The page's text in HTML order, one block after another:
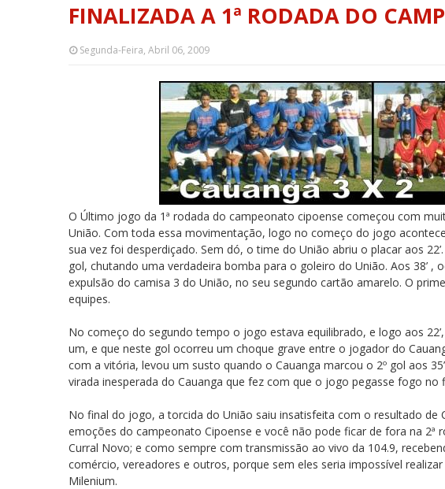
FINALIZADA A 1ª RODADA DO
Segunda-Feira, Abril 06, 2009
O Último jogo da 1ª rodada do campeonato cipoense começou com
União. Com toda essa movimentação, logo no começo do jogo
sua vez foi desperdiçado. Sem dó, o time do União abriu o placar aos
gol, chutando uma verdadeira bomba para o goleiro do União. Aos 38’ ,
expulsão do camisa 3 do União, no seu segundo cartão amarelo. O
equipes.
No começo do segundo tempo o jogo estava equilibrado, e logo aos
um, e que neste gol ocorreu um choque grave entre o jogador do
com a vitória, levou um susto quando o Cauanga marcou o 2º gol aos
virada inesperada do Cauanga que fez com que o jogo pegasse fogo no
No final do jogo, a torcida do União saiu insatisfeita com o resultado de
emoções do campeonato Cipoense e você não pode ficar de fora na 2ª
Curral Novo; e como sempre com transmissão ao vivo da 104.9,
comércio, vereadores e outros, porque sem eles seria impossível
Milenium.